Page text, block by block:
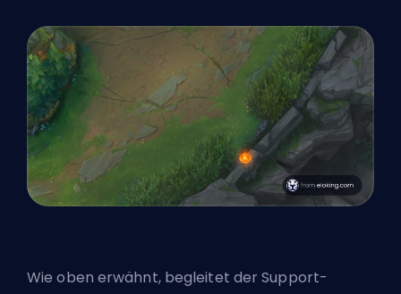
Wie oben erwähnt, begleitet der Support-